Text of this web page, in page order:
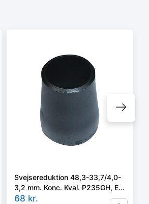
Svejsereduktion 48,3-33,7/4,0-
3,2 mm. Konc. Kval. P235GH, EN
10253-2 type B
68 kr.